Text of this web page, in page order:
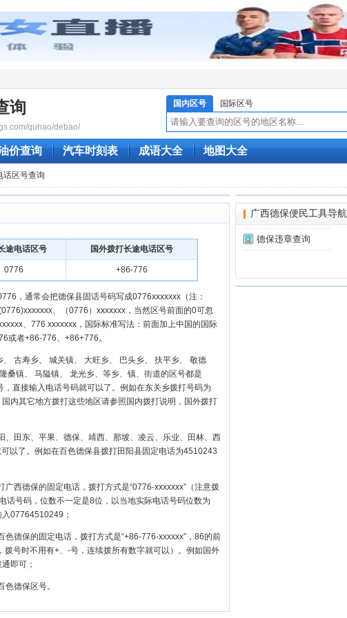
询
quhao/debao/
国内区号 国际区号
价查询 汽车时刻表 成语大全 地图大全
话区号查询
途电话区号 国外拨打长途电话区号
0776 +86-776
，通常会把德保县固话号码写成0776xxxxxxx（注：
、（0776）xxxxxxx，当然区号前面的0可忽
、776 xxxxxxx，国际标准写法：前面加上中国的国际
或者+86-776、+86+776。
古寿乡、 城关镇、 大旺乡、 巴头乡、 扶平乡、 敬德
桑镇、 马隘镇、 龙光乡、等乡、镇、街道的区号都是
直接输入电话号码就可以了。例如在东关乡拨打号码为
内其它地方拨打这些地区请参照国内拨打说明，国外拨打
、 田东、 平果、 德保、 靖西、 那坡、 凌云、 乐业、 田林、 西
以了。例如在百色德保县拨打田阳县固定电话为4510243
广西德保的固定电话，拨打方式是“0776-xxxxxxx”（注意拨
话号码，位数不一定是8位，以当地实际电话号码位数为
07764510249；
色德保的固定电话，拨打方式是“+86-776-xxxxxx”，86的前
号时不用有+、-号，连续拨所有数字就可以）。例如国外
即可；
德保区号。
广西德保便民工具导航
德保违章查询